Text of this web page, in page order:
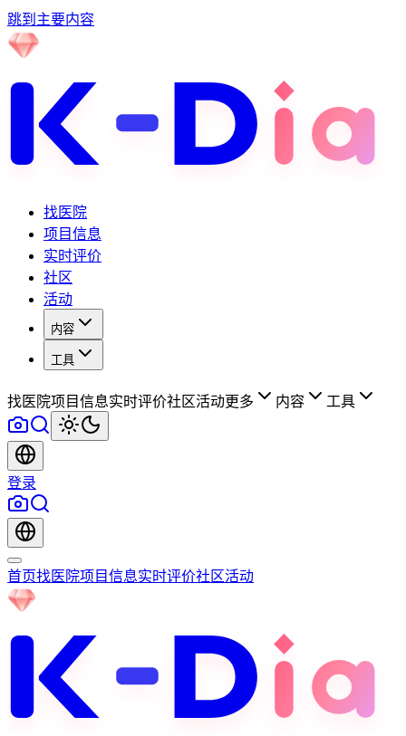
跳到主要内容
找医院
项目信息
实时评价
社区
活动
内容
工具
找医院项目信息实时评价社区活动更多 内容 工具
登录
首页找医院项目信息实时评价社区活动